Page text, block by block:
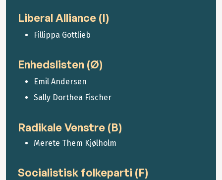
Liberal Alliance (I)
Fillippa Gottlieb
Enhedslisten (Ø)
Emil Andersen
Sally Dorthea Fischer
Radikale Venstre (B)
Merete Them Kjølholm
Socialistisk folkeparti (F)